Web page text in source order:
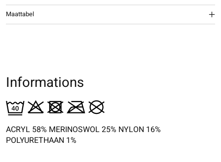
Maattabel
Informations
ACRYL 58% MERINOSWOL 25% NYLON 16%
POLYURETHAAN 1%